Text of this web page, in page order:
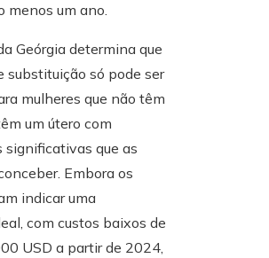
menos um ano.
Geórgia determina que
substituição só pode ser
mulheres que não têm
um útero com
significativas que as
Embora os
indicar uma
com custos baixos de
USD a partir de 2024,